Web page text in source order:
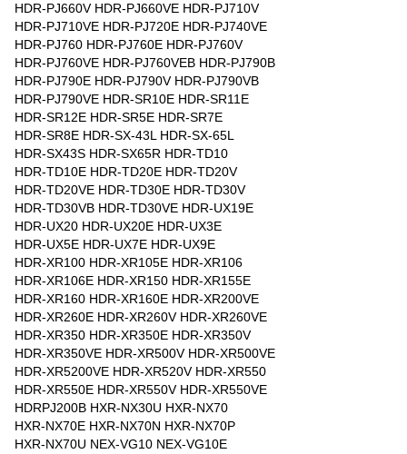
HDR-PJ660V HDR-PJ660VE HDR-PJ710V
HDR-PJ710VE HDR-PJ720E HDR-PJ740VE
HDR-PJ760 HDR-PJ760E HDR-PJ760V
HDR-PJ760VE HDR-PJ760VEB HDR-PJ790B
HDR-PJ790E HDR-PJ790V HDR-PJ790VB
HDR-PJ790VE HDR-SR10E HDR-SR11E
HDR-SR12E HDR-SR5E HDR-SR7E
HDR-SR8E HDR-SX-43L HDR-SX-65L
HDR-SX43S HDR-SX65R HDR-TD10
HDR-TD10E HDR-TD20E HDR-TD20V
HDR-TD20VE HDR-TD30E HDR-TD30V
HDR-TD30VB HDR-TD30VE HDR-UX19E
HDR-UX20 HDR-UX20E HDR-UX3E
HDR-UX5E HDR-UX7E HDR-UX9E
HDR-XR100 HDR-XR105E HDR-XR106
HDR-XR106E HDR-XR150 HDR-XR155E
HDR-XR160 HDR-XR160E HDR-XR200VE
HDR-XR260E HDR-XR260V HDR-XR260VE
HDR-XR350 HDR-XR350E HDR-XR350V
HDR-XR350VE HDR-XR500V HDR-XR500VE
HDR-XR5200VE HDR-XR520V HDR-XR550
HDR-XR550E HDR-XR550V HDR-XR550VE
HDRPJ200B HXR-NX30U HXR-NX70
HXR-NX70E HXR-NX70N HXR-NX70P
HXR-NX70U NEX-VG10 NEX-VG10E